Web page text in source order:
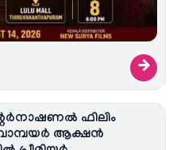
→
ഫിലിം
വാമ്പയർ ആക്ഷൻ